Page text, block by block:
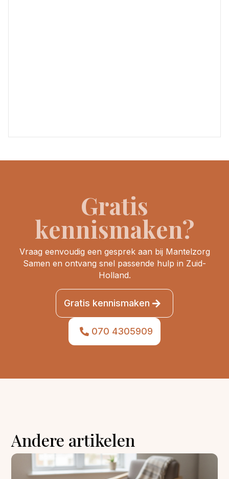
Gratis
kennismaken?
Vraag eenvoudig een gesprek aan bij Mantelzorg
Samen en ontvang snel passende hulp in Zuid-
Holland.
Gratis kennismaken
070 4305909
Andere artikelen